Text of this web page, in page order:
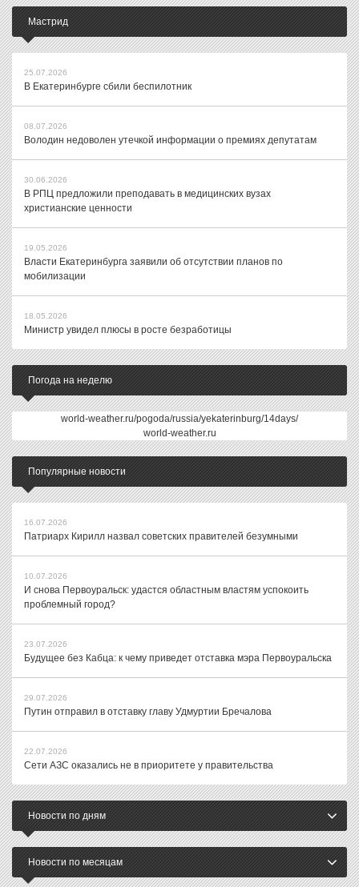
Мастрид
25.07.2026
В Екатеринбурге сбили беспилотник
08.07.2026
Володин недоволен утечкой информации о премиях депутатам
30.06.2026
В РПЦ предложили преподавать в медицинских вузах
христианские ценности
19.05.2026
Власти Екатеринбурга заявили об отсутствии планов по
мобилизации
18.05.2026
Министр увидел плюсы в росте безработицы
Погода на неделю
world-weather.ru/pogoda/russia/yekaterinburg/14days/
world-weather.ru
Популярные новости
16.07.2026
Патриарх Кирилл назвал советских правителей безумными
10.07.2026
И снова Первоуральск: удастся областным властям успокоить
проблемный город?
23.07.2026
Будущее без Кабца: к чему приведет отставка мэра Первоуральска
29.07.2026
Путин отправил в отставку главу Удмуртии Бречалова
22.07.2026
Сети АЗС оказались не в приоритете у правительства
Новости по дням
Новости по месяцам